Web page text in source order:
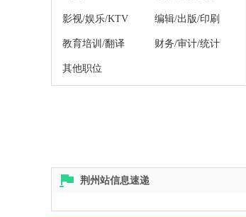
影视/娱乐/KTV 编辑/出版/印刷
教育培训/翻译 财务/审计/统计
其他职位
荆州站信息速递